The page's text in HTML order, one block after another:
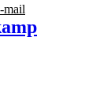
mail